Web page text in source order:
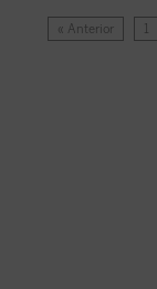
« Anterior 1